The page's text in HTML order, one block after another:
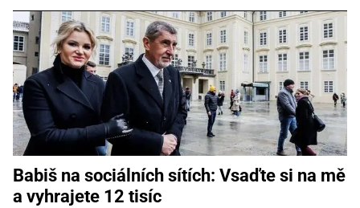
Babiš na sociálních sítích: Vsaďte si na mě
a vyhrajete 12 tisíc